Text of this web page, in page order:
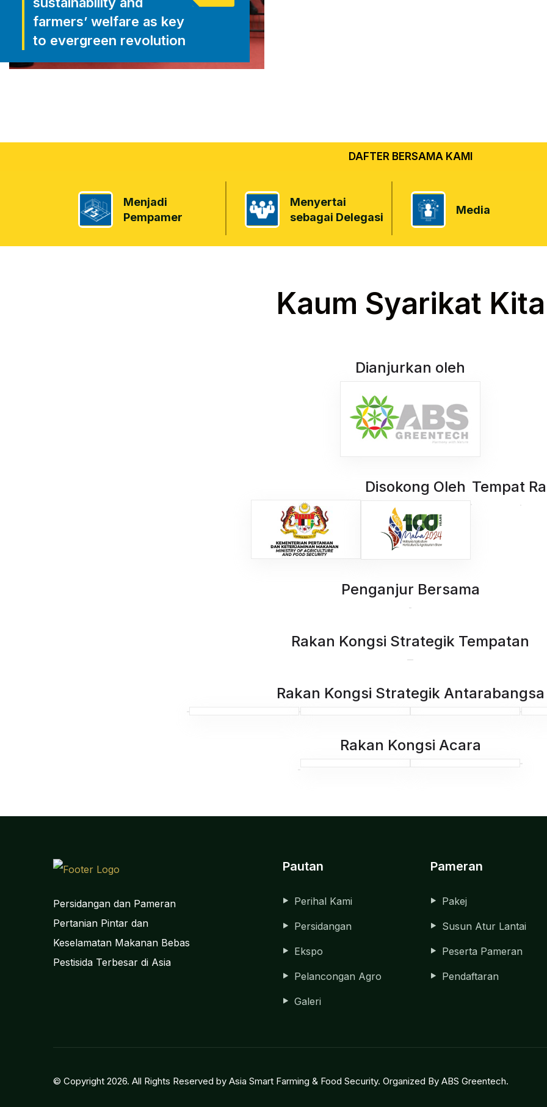
farmers’ welfare as key
to evergreen revolution
DAFTER BERSAMA KAMI
Menjadi
Pempamer
Menyertai
sebagai Delegasi
Media
Kaum Syarikat Kita
Dianjurkan oleh
Disokong Oleh Tempat
Penganjur Bersama
Rakan Kongsi Strategik Tempatan
Rakan Kongsi Strategik Antarabangsa
Rakan Kongsi Acara
Persidangan dan Pameran
Pertanian Pintar dan
Keselamatan Makanan Bebas
Pestisida Terbesar di Asia
Pautan
Perihal Kami
Persidangan
Ekspo
Pelancongan Agro
Galeri
Pameran
Pakej
Susun Atur Lantai
Peserta Pameran
Pendaftaran
© Copyright 2026. All Rights Reserved by Asia Smart Farming & Food Security. Organized By ABS Greentech.